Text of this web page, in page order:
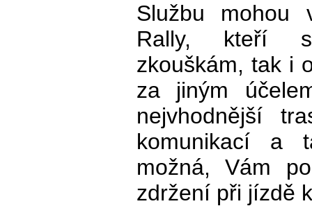
Službu mohou
Rally, kteří
zkouškám, tak i
za jiným
nejvhodnější
komunikací a
možná, Vám
zdržení při jízdě